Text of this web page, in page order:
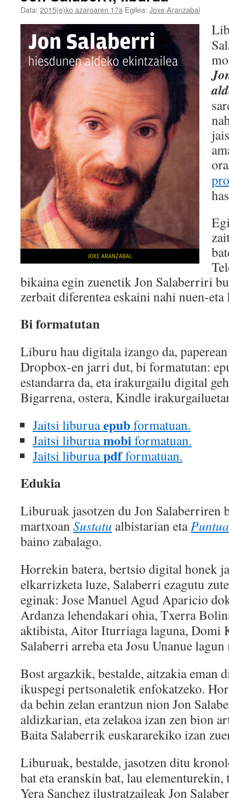
Data: 2015(e)ko azaroaren 17a Egilea: Joxe Aranzabal
bikaina egin zuenetik Jon Salaberriri
zerbait diferentea eskaini nahi nuen-
Bi formatutan
Liburu hau digitala izango da,
Dropbox-en jarri dut, bi formatutan:
estandarra da, eta irakurgailu digital
Bigarrena, ostera, Kindle
Jaitsi liburuaepubformatuan.
Jaitsi liburuamobiformatuan.
Jaitsi liburuapdfformatuan.
Edukia
Liburuak jasotzen du Jon Salaberriren
martxoanSustatu albistarian etaPuntua
baino zabalago.
Horrekin batera, bertsio digital honek
elkarrizketa luze, Salaberri ezagutu
eginak: Jose Manuel Agud Aparicio
Ardanza lehendakari ohia, Txerra
aktibista, Aitor Iturriaga laguna, Domi
Salaberri arreba eta Josu Unanue lagun
Bost argazkik, bestalde, aitzakia eman
ikuspegi pertsonaletik enfokatzeko.
da behin zelan erantzun nion Jon
aldizkarian, eta zelakoa izan zen bion
Baita Salaberrik euskararekiko izan
Liburuak, bestalde, jasotzen ditu
bat eta eranskin bat, lau
Yera Sanchez ilustratzaileak Jon